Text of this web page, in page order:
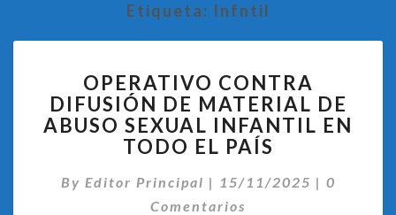
Etiqueta: Infntil
CONTRA
DIFUSIÓN
DE
MATERIAL
ABUSO
SEXUAL
OPERATIVO CONTRA
DIFUSIÓN DE MATERIAL DE
ABUSO SEXUAL INFANTIL EN
TODO EL PAÍS
By Editor Principal | 15/11/2025 | 0
Comentarios